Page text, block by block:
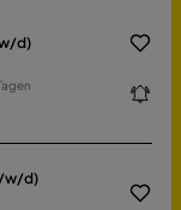
d)
w/d)